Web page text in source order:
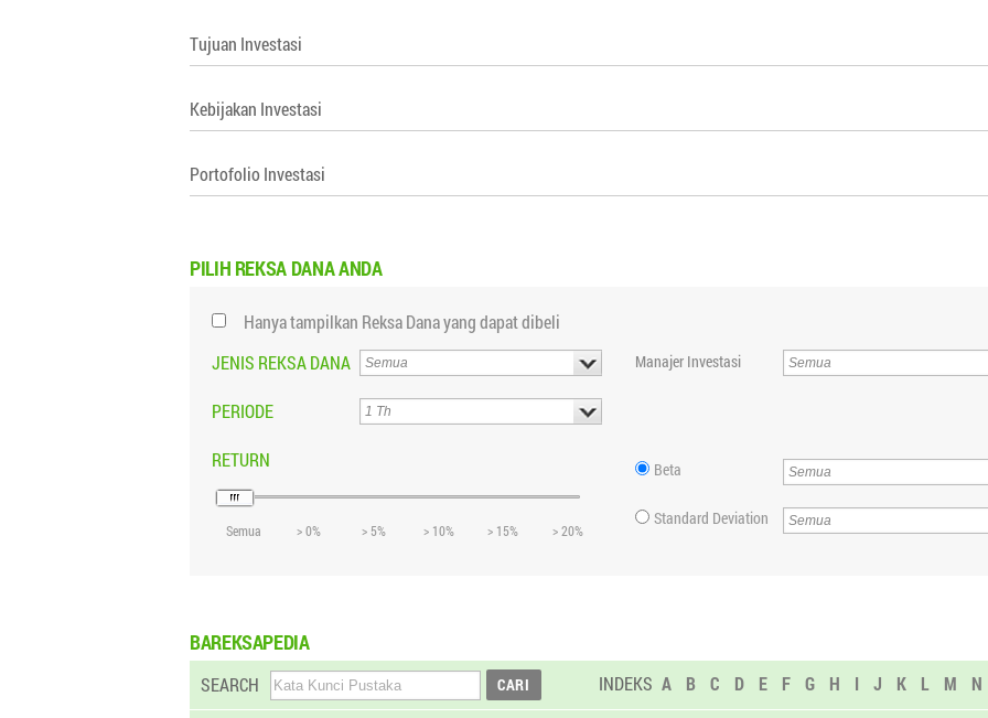
Tujuan Investasi
Kebijakan Investasi
Portofolio Investasi
PILIH REKSA DANA ANDA
Hanya tampilkan Reksa Dana yang dapat dibeli
JENIS REKSA DANA
PERIODE
RETURN
Semua > 0% > 5% > 10% > 15% > 20%
Manajer Investasi
Beta
Standard Deviation
BAREKSAPEDIA
SEARCH INDEKS A B C D E F G H I J K L M N